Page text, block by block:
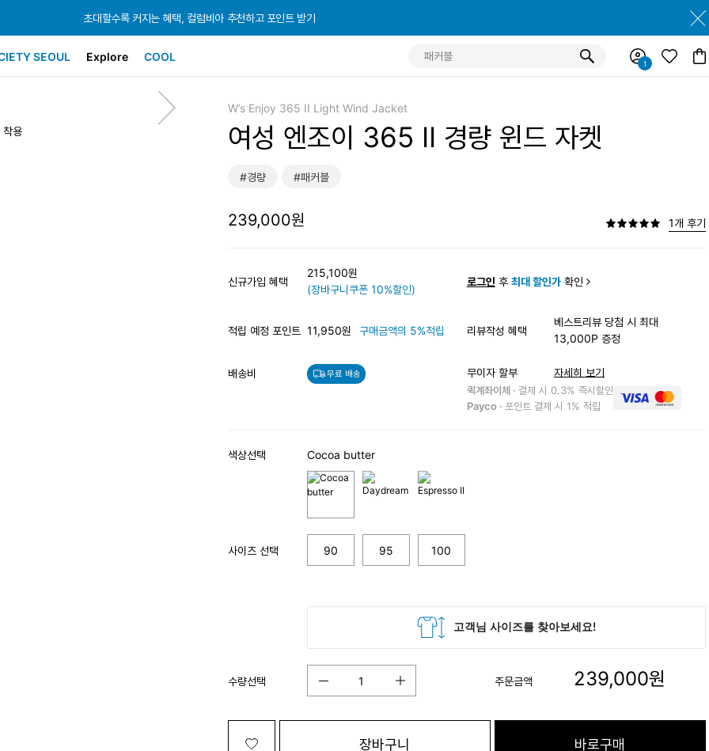
초대할수록 커지는 혜택, 컬럼비아 추천하고 포인트 받기
초대할수록 커지는 혜택, 컬럼비아 추천하고 포인트 받기
초대할수록 커지는 혜택, 컬럼비아 추천하고 포인트 받기
SEOUL Explore COOL
용
W’s Enjoy 365 II Light Wind Jacket
여성 엔조이 365 II 경량 윈드 자켓
#경량 #패커블
239,000원 1개 후기
신규가입 혜택
215,100원
(장바구니쿠폰 10%할인)
로그인 후 최대 할인가확인
적립 예정 포인트 11,950원 구매금액의 5%적립 리뷰작성 혜택
베스트리뷰 당첨 시 최대
13,000P 증정
배송비 무료 배송 무이자 할부 자세히 보기
퀵계좌이체 · 결제 시 0.3% 즉시할인
Payco · 포인트 결제 시 1% 적립
색상선택 Cocoa butter
사이즈 선택 90 95 100
수량선택 주문금액 239,000원
장바구니 바로구매